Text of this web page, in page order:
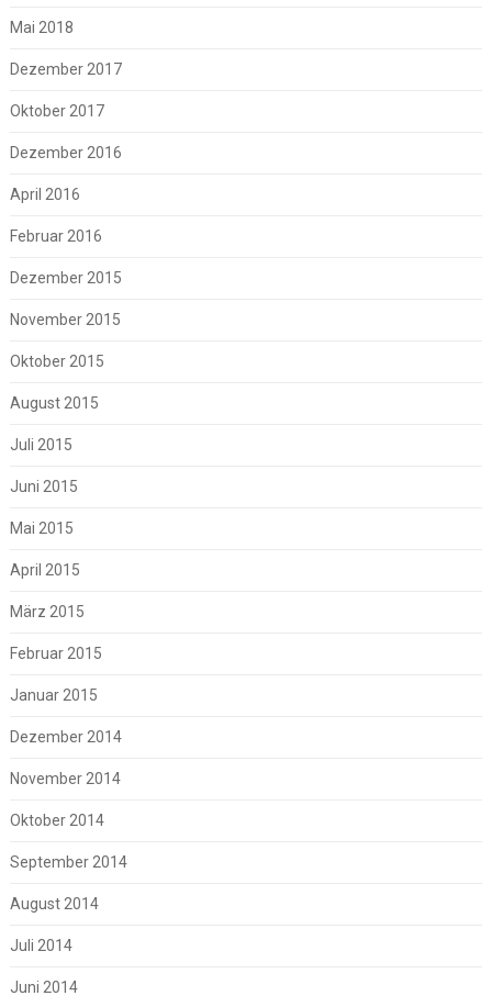
Mai 2018
Dezember 2017
Oktober 2017
Dezember 2016
April 2016
Februar 2016
Dezember 2015
November 2015
Oktober 2015
August 2015
Juli 2015
Juni 2015
Mai 2015
April 2015
März 2015
Februar 2015
Januar 2015
Dezember 2014
November 2014
Oktober 2014
September 2014
August 2014
Juli 2014
Juni 2014